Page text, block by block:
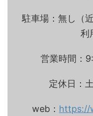
駐車場：無し（
利
営業時間：
定休日：
web： https://